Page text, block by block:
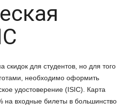
скидок для студентов, но для того
необходимо оформить
удостоверение (ISIC). Карта
на входные билеты в большинство